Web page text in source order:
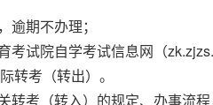
逾期不办理；
考试院自学考试信息网（
转考（转出）。
转考（转入）的规定、办事流